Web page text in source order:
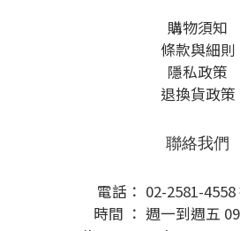
購物須知
條款與細則
隱私政策
退換貨政策
聯絡我們
電話： 02-2581-
時間 ： 週一到週五